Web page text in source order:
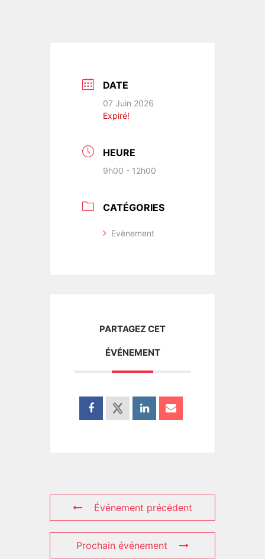
DATE
07 Juin 2026
Expiré!
HEURE
9h00 - 12h00
CATÉGORIES
Evènement
PARTAGEZ CET
ÉVÉNEMENT
Événement précédent
Prochain événement